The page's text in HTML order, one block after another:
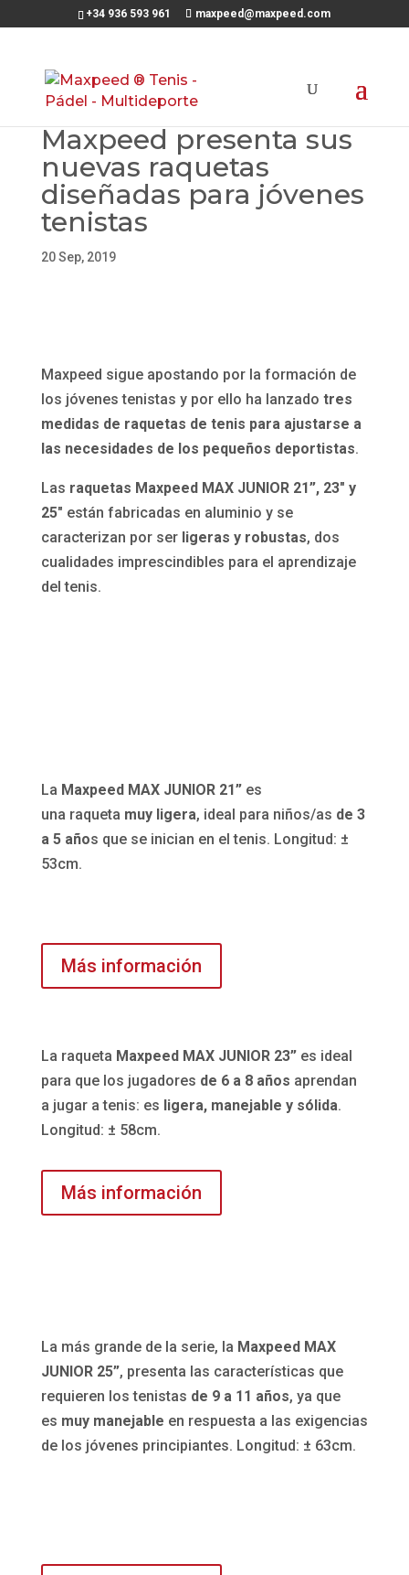
+34 936 593 961 maxpeed@maxpeed.com
Maxpeed presenta sus
nuevas raquetas
diseñadas para jóvenes
tenistas
20 Sep, 2019
Maxpeed sigue apostando por la formación de
los jóvenes tenistas y por ello ha lanzado tres
medidas de raquetas de tenis para ajustarse a
las necesidades de los pequeños deportistas.
Las raquetas Maxpeed MAX JUNIOR 21”, 23″ y
25″ están fabricadas en aluminio y se
caracterizan por ser ligeras y robustas, dos
cualidades imprescindibles para el aprendizaje
del tenis.
La Maxpeed MAX JUNIOR 21” es
una raqueta muy ligera, ideal para niños/as de 3
a 5 años que se inician en el tenis. Longitud: ±
53cm.
Más información
La raqueta Maxpeed MAX JUNIOR 23”es ideal
para que los jugadores de 6 a 8 años aprendan
a jugar a tenis: es ligera, manejable y sólida.
Longitud: ± 58cm.
Más información
La más grande de la serie, la Maxpeed MAX
JUNIOR 25”, presenta las características que
requieren los tenistas de 9 a 11 años, ya que
es muy manejable en respuesta a las exigencias
de los jóvenes principiantes. Longitud: ± 63cm.